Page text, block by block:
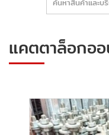
แคตตาล็อกอ